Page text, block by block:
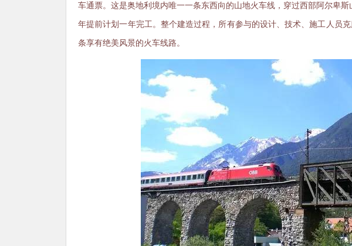
车通票。这是奥地利境内唯一一条东西向的山地火车线，穿过西部阿尔卑
年提前计划一年完工。整个建造过程，所有参与的设计、技术、施工人员
条享有绝美风景的火车线路。